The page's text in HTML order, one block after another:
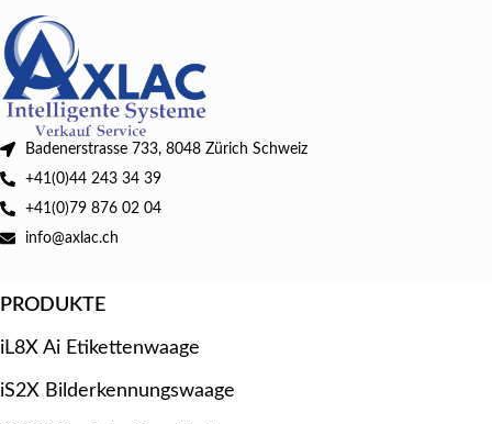
Badenerstrasse 733, 8048 Zürich Schweiz
+41(0)44 243 34 39
+41(0)79 876 02 04
info@axlac.ch
PRODUKTE
iL8X Ai Etikettenwaage
iS2X Bilderkennungswaage